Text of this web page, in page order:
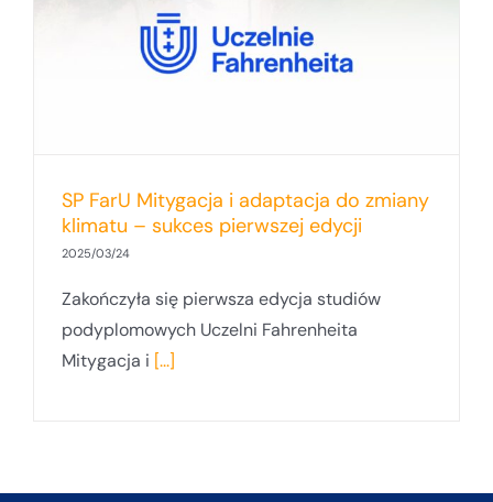
SP FarU Mitygacja i adaptacja do zmiany
klimatu – sukces pierwszej edycji
2025/03/24
Zakończyła się pierwsza edycja studiów
podyplomowych Uczelni Fahrenheita
Mitygacja i [...]